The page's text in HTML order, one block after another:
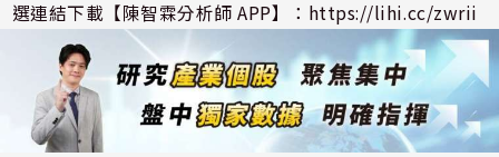
選連結下載【陳智霖分析師 APP】： https://lihi.cc/zwrii